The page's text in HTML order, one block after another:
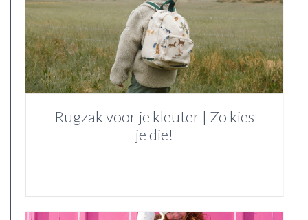
Rugzak voor je kleuter | Zo kies
je die!